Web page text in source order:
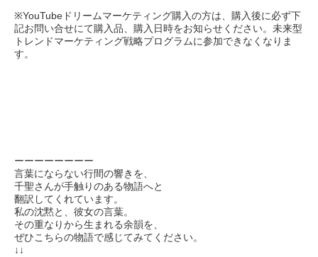
※YouTubeドリームマーケティング購入の方は、購入後に必ず下
記お問い合せにて購入品、購入日時をお知らせください。未来型
トレンドマーケティング戦略プログラムに参加できなくなりま
す。
ーーーーーーーー
言葉にならない行間の響きを、
千聖さんが手触りのある物語へと
翻訳してくれています。
私の沈黙と、彼女の言葉。
その重なりから生まれる余韻を、
ぜひこちらの物語で感じてみてください。
↓↓